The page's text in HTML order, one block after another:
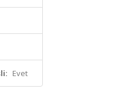
Evet